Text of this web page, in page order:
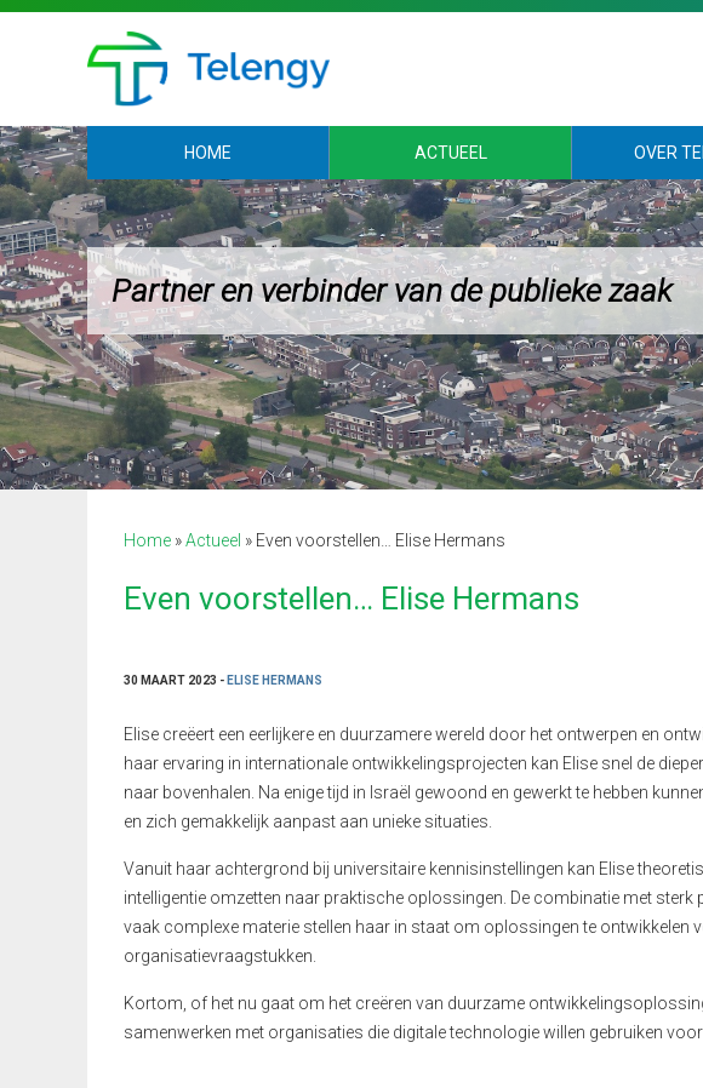
HOME ACTUEEL OVER
Partner en verbinder van de publieke zaak
Home »Actueel » Even voorstellen… Elise Hermans
Even voorstellen… Elise Hermans
30 MAART 2023 - ELISE HERMANS
Elise creëert een eerlijkere en duurzamere wereld door het ontwerpen en
haar ervaring in internationale ontwikkelingsprojecten kan Elise snel de
naar bovenhalen. Na enige tijd in Israël gewoond en gewerkt te hebben
en zich gemakkelijk aanpast aan unieke situaties.
Vanuit haar achtergrond bij universitaire kennisinstellingen kan Elise
intelligentie omzetten naar praktische oplossingen. De combinatie met
vaak complexe materie stellen haar in staat om oplossingen te ontwikkelen
organisatievraagstukken.
Kortom, of het nu gaat om het creëren van duurzame
samenwerken met organisaties die digitale technologie willen gebruiken